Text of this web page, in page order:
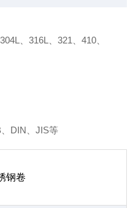
、316L、321、410、
DIN、JIS等
钢卷